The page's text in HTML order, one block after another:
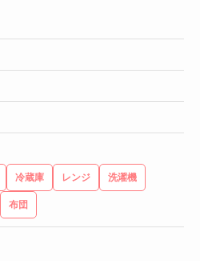
冷蔵庫 レンジ 洗濯機
布団